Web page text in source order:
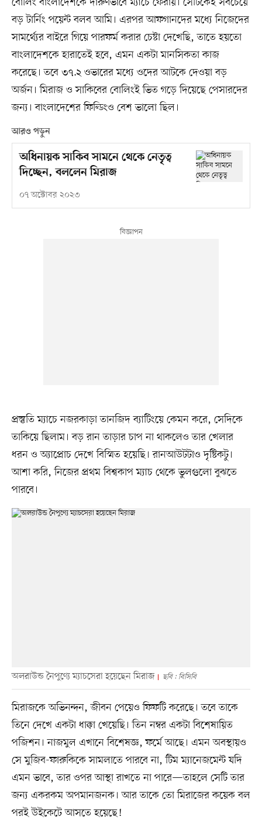
বড় টার্নিং পয়েন্ট বলব আমি। এরপর আফগানদের মধ্যে নিজেদের
সামর্থ্যের বাইরে গিয়ে পারফর্ম করার চেষ্টা দেখেছি, তাতে হয়তো
বাংলাদেশকে হারাতেই হবে, এমন একটা মানসিকতা কাজ
করেছে। তবে ৩৭.২ ওভারের মধ্যে ওদের আটকে দেওয়া বড়
অর্জন। মিরাজ ও সাকিবের বোলিংই ভিত গড়ে দিয়েছে পেসারদের
জন্য। বাংলাদেশের ফিল্ডিংও বেশ ভালো ছিল।
আরও পড়ুন
অধিনায়ক সাকিব সামনে থেকে নেতৃত্ব
দিচ্ছেন, বললেন মিরাজ
০৭ অক্টোবর ২০২৩
প্রস্তুতি ম্যাচে নজরকাড়া তানজিদ ব্যাটিংয়ে কেমন করে, সেদিকে
তাকিয়ে ছিলাম। বড় রান তাড়ার চাপ না থাকলেও তার খেলার
ধরন ও অ্যাপ্রোচ দেখে বিস্মিত হয়েছি। রানআউটটাও দৃষ্টিকটু।
আশা করি, নিজের প্রথম বিশ্বকাপ ম্যাচ থেকে ভুলগুলো বুঝতে
পারবে।
অলরাউন্ড নৈপুণ্যে ম্যাচসেরা হয়েছেন মিরাজ ছবি : বিসিবি
মিরাজকে অভিনন্দন, জীবন পেয়েও ফিফটি করেছে। তবে তাকে
তিনে দেখে একটা ধাক্কা খেয়েছি। তিন নম্বর একটা বিশেষায়িত
পজিশন। নাজমুল এখানে বিশেষজ্ঞ, ফর্মে আছে। এমন অবস্থায়ও
সে মুজিব-ফারুকিকে সামলাতে পারবে না, টিম ম্যানেজমেন্ট যদি
এমন ভাবে, তার ওপর আস্থা রাখতে না পারে—তাহলে সেটি তার
জন্য একরকম অপমানজনক। আর তাকে তো মিরাজের কয়েক বল
পরই উইকেটে আসতে হয়েছে!